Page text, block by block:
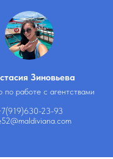
Зиновьева
работе с агентствами
23-93